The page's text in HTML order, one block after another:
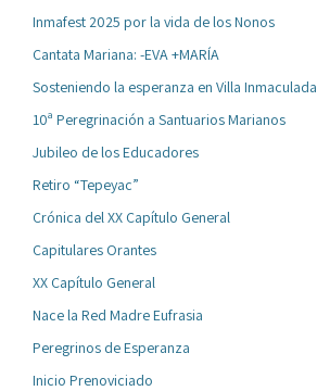
Inmafest 2025 por la vida de los Nonos
Cantata Mariana: -EVA +MARÍA
Sosteniendo la esperanza en Villa Inmaculada
10ª Peregrinación a Santuarios Marianos
Jubileo de los Educadores
Retiro “Tepeyac”
Crónica del XX Capítulo General
Capitulares Orantes
XX Capítulo General
Nace la Red Madre Eufrasia
Peregrinos de Esperanza
Inicio Prenoviciado